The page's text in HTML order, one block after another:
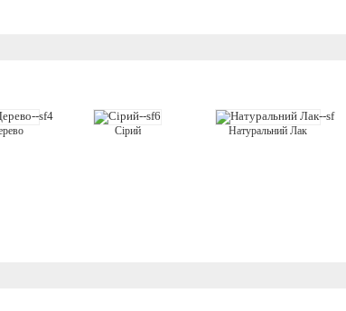
Сірий Натуральний Лак